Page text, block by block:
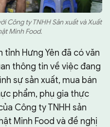
Công ty TNHH Sản xuất và Xuất
Minh Food.
Hưng Yên đã có văn
thông tin về việc đang
sự sản xuất, mua bán
phẩm, phụ gia thực
Công ty TNHH sản
Minh Food và đề nghị